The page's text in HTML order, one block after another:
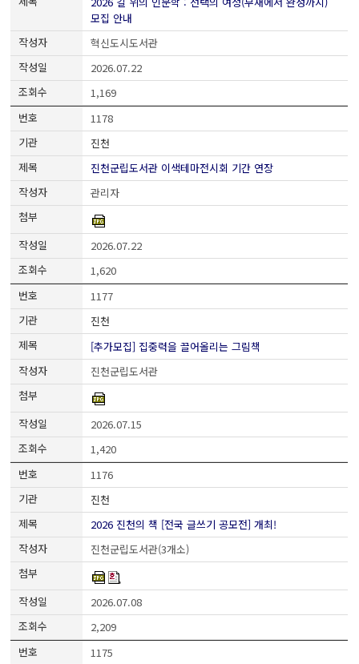
모집 안내
혁신도시도서관
2026.07.22
1,169
1178
진천
진천군립도서관 이색테마전시회 기간 연장
관리자
2026.07.22
1,620
1177
진천
[추가모집] 집중력을 끌어올리는 그림책
진천군립도서관
2026.07.15
1,420
1176
진천
2026 진천의 책 [전국 글쓰기 공모전] 개최!
진천군립도서관(3개소)
2026.07.08
2,209
1175